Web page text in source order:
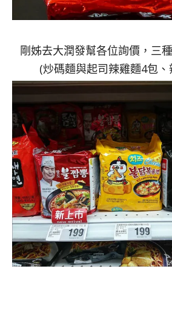
剛姊去大潤發幫各位詢價，三
(炒碼麵與起司辣雞麵4包